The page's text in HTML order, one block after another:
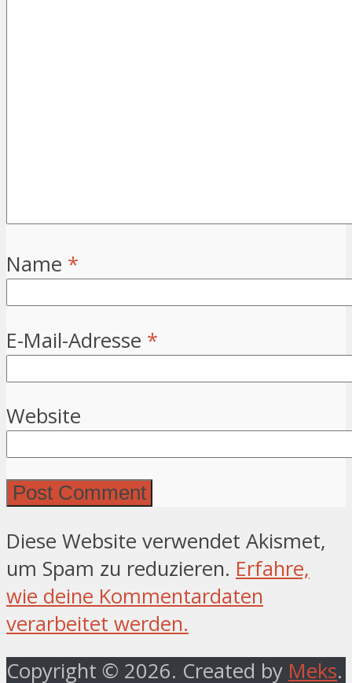
Name *
E-Mail-Adresse *
Website
Diese Website verwendet Akismet,
um Spam zu reduzieren. Erfahre,
wie deine Kommentardaten
verarbeitet werden.
Copyright © 2026. Created by Meks.